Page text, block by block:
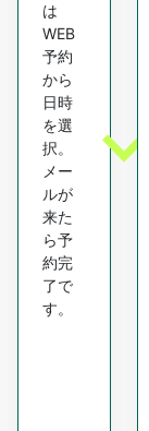
は
WEB
予約
から
日時
を選
択。
メー
ルが
来た
ら予
約完
了で
す。